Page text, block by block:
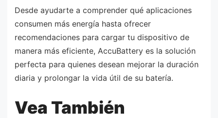
Desde ayudarte a comprender qué aplicaciones
consumen más energía hasta ofrecer
recomendaciones para cargar tu dispositivo de
manera más eficiente, AccuBattery es la solución
perfecta para quienes desean mejorar la duración
diaria y prolongar la vida útil de su batería.
Vea También